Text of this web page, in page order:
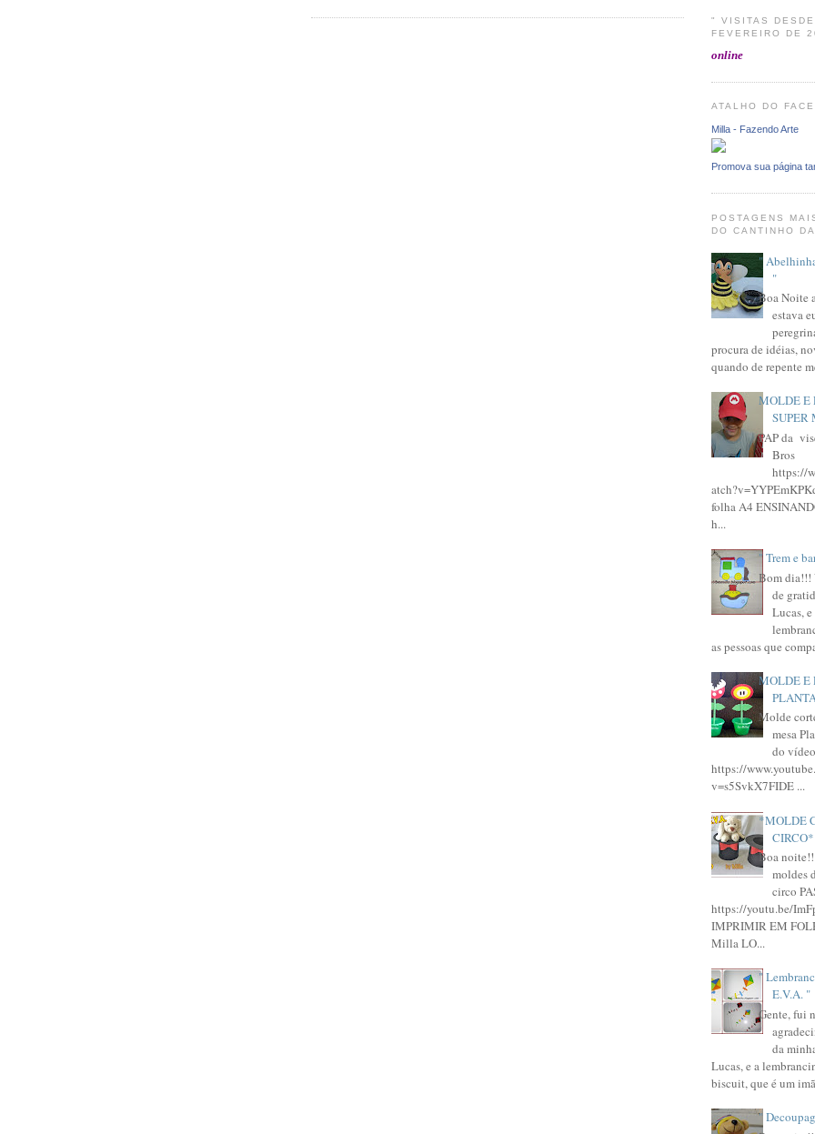
" VISITAS
FEVEREIRO DE
online
ATALHO DO
Milla - Fazendo Arte
Promova sua página
POSTAGENS
DO CANTINHO
"
"
Boa Noite
estava
procura de idéias,
quando de repente
MOLDE E
SUPER
PAP da
Bros
https://
folha A4
h...
" Trem e
Bom dia!!!
de
Lucas,
as pessoas que
MOLDE E
Molde
mesa
do
https://
v=s5SvkX7FIDE ...
*MOLDE
CIRCO*
Boa
moldes
circo
https://youtu.be/
IMPRIMIR EM
Milla LO...
"
E.V.A. "
Gente, fui
da
Lucas, e a
biscuit, que é um
"